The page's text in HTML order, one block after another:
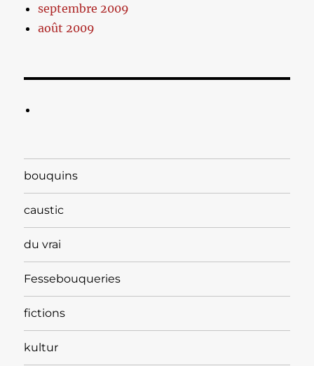
septembre 2009
août 2009
bouquins
caustic
du vrai
Fessebouqueries
fictions
kultur